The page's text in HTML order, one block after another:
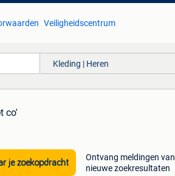
Veiligheidscentrum
Kleding | Heren
co'
je zoekopdracht
Ontvang meldingen van
nieuwe zoekresultaten